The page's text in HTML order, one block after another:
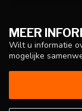
MEER
Wilt u informatie
mogelijke